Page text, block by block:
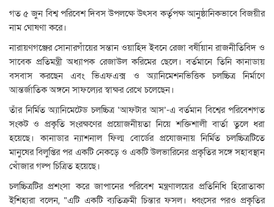
গত ৫ জুন বিশ্ব পরিবেশ দিবস উপলক্ষে উৎসব কর্তৃপক্ষ আনুষ্ঠানিকভাবে বিজয়ীর
নাম ঘোষণা করে।
নারায়ণগঞ্জের সোনারগাঁয়ের সন্তান ওয়াহিদ ইবনে রেজা বর্ষীয়ান রাজনীতিবিদ ও
সাবেক প্রতিমন্ত্রী অধ্যাপক রেজাউল করিমের ছেলে। বর্তমানে তিনি কানাডায়
বসবাস করছেন এবং ভিএফএক্স ও অ্যানিমেশনভিত্তিক চলচ্চিত্র নির্মাণে
আন্তর্জাতিক অঙ্গনে সাফল্যের স্বাক্ষর রেখে চলেছেন।
তাঁর নির্মিত অ্যানিমেটেড চলচ্চিত্র ‘আফটার আস’-এ বর্তমান বিশ্বের পরিবেশগত
সংকট ও প্রকৃতি সংরক্ষণের প্রয়োজনীয়তা নিয়ে শক্তিশালী বার্তা তুলে ধরা
হয়েছে। কানাডার ন্যাশনাল ফিল্ম বোর্ডের প্রযোজনায় নির্মিত চলচ্চিত্রটিতে
মানুষের বিলুপ্তির পর একটি নেকড়ে ও একটি উলভারিনের প্রকৃতির সঙ্গে সহাবস্থান
খোঁজার গল্প চিত্রিত হয়েছে।
চলচ্চিত্রটির প্রশংসা করে জাপানের পরিবেশ মন্ত্রণালয়ের প্রতিনিধি হিরোতাকা
ইশিহারা বলেন, “এটি একটি ব্যতিক্রমী চিন্তার ফসল। ধ্বংসের পরও প্রকৃতির